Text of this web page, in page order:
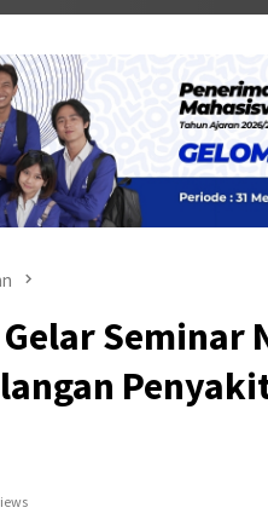
Gelar Seminar